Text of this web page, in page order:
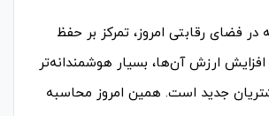
در فضای رقابتی امروز، تمرکز بر حفظ
ارزش آن‌ها، بسیار هوشمندانه‌تر
جدید است. همین امروز محاسبه